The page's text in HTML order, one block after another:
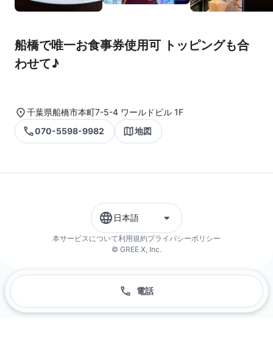
船橋で唯一お食事券使用可 トッピングも合
わせて♪
千葉県船橋市本町7-5-4 ワールドビル 1F
070-5598-9982
地図
日本語
本サービスについて利用規約プライバシーポリシー
© GREE X, Inc.
電話